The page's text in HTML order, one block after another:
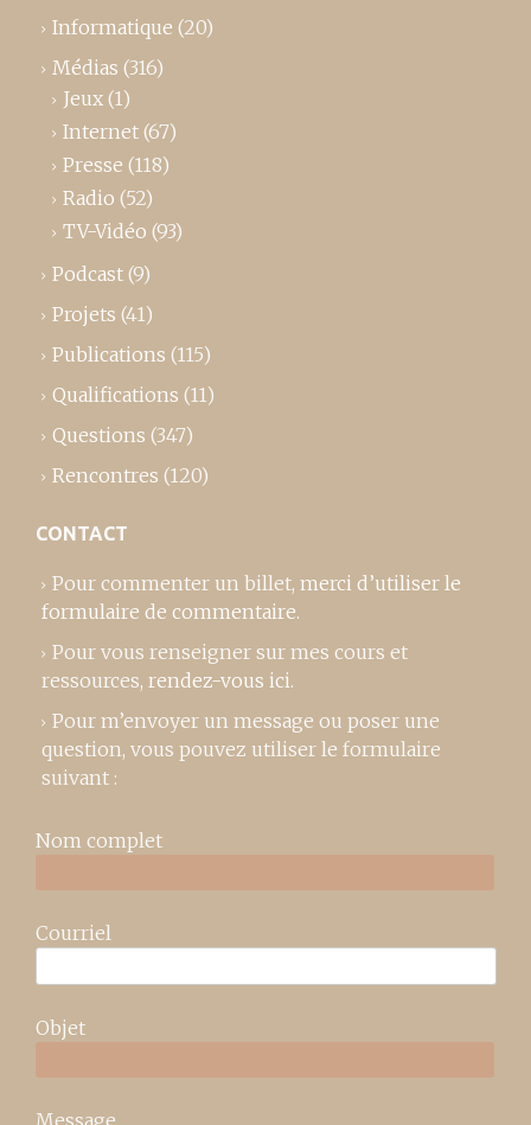
Informatique (20)
Médias (316)
Jeux (1)
Internet (67)
Presse (118)
Radio (52)
TV-Vidéo (93)
Podcast (9)
Projets (41)
Publications (115)
Qualifications (11)
Questions (347)
Rencontres (120)
CONTACT
Pour commenter un billet, merci d’utiliser le
formulaire de commentaire.
Pour vous renseigner sur mes cours et
ressources, rendez-vous ici.
Pour m’envoyer un message ou poser une
question, vous pouvez utiliser le formulaire
suivant :
Nom complet
Courriel
Objet
Message